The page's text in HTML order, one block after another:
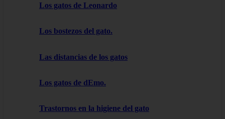
Los gatos de Leonardo
Los bostezos del gato.
Las distancias de los gatos
Los gatos de dEmo.
Trastornos en la higiene del gato